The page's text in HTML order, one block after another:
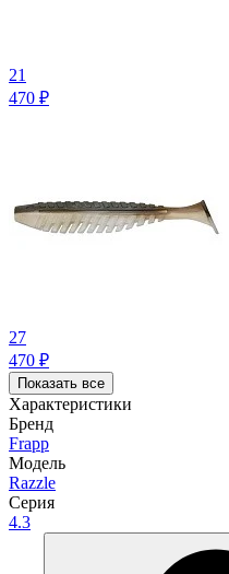
21
470 ₽
27
470 ₽
Показать все
Характеристики
Бренд
Frapp
Модель
Razzle
Серия
4.3